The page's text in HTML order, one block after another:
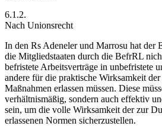
6.1.2.
Nach Unionsrecht
In den Rs Adenelerund Marrosu hat der
die Mitgliedstaaten durch die BefrRL
befristete Arbeitsverträge in unbefristete
andere für die praktische Wirksamkeit
Maßnahmen erlassen müssen. Diese
verhältnismäßig, sondern auch effektiv
sein, um die volle Wirksamkeit der zur
erlassenen Normen sicherzustellen.